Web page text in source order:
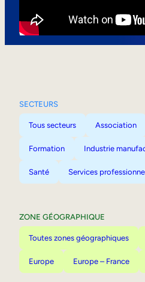
SECTEURS
Tous secteurs Association
Formation Industrie
Santé Services
ZONE GÉOGRAPHIQUE
Toutes zones géographiques
Europe Europe – France